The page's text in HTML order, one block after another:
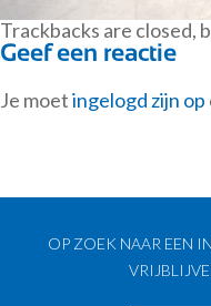
Trackbacks are closed,
Geef een reactie
Je moetingelogd zijn op
OP ZOEK NAAR EEN